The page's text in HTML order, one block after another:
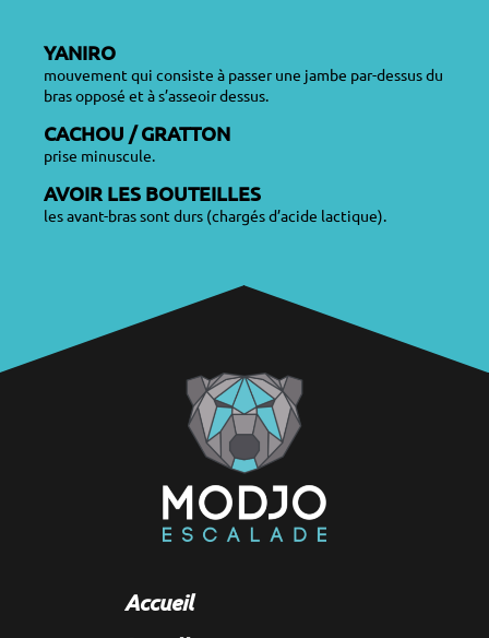
YANIRO
mouvement qui consiste à passer une jambe par-dessus du
bras opposé et à s’asseoir dessus.
CACHOU / GRATTON
prise minuscule.
AVOIR LES BOUTEILLES
les avant-bras sont durs (chargés d’acide lactique).
Accueil